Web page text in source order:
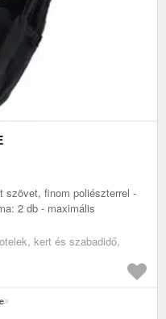
szövet, finom poliészterrel -
2 db - maximális
kert és szabadidő,